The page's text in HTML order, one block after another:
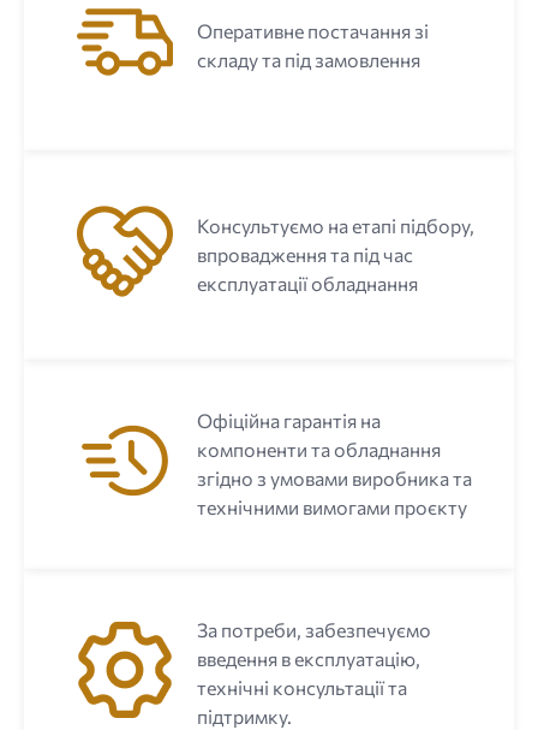
Оперативне постачання зі
складу та під замовлення
Консультуємо на етапі підбору,
впровадження та під час
експлуатації обладнання
Офіційна гарантія на
компоненти та обладнання
згідно з умовами виробника та
технічними вимогами проєкту
За потреби, забезпечуємо
введення в експлуатацію,
технічні консультації та
підтримку.